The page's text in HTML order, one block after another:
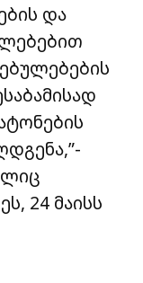
და
24 მაისს